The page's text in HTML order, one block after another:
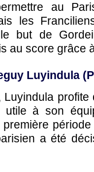
au
les
le but de
au score grâce
Luyindula (
à son
a été